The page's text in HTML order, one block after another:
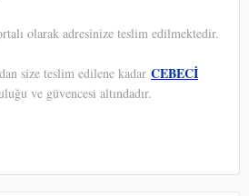
olarak adresinize teslim edilmektedir.
size teslim edilene kadar CEBECİ
ve güvencesi altındadır.